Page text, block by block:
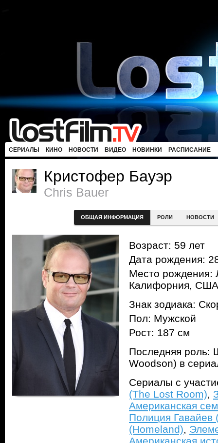
СЕРИАЛЫ КИНО НОВОСТИ ВИДЕО НОВИНКИ РАСПИСАНИЕ
Кристофер Бауэр
Chris Bauer
ОБЩАЯ ИНФОРМАЦИЯ РОЛИ НОВОСТИ
Возраст: 59 лет
Дата рождения:
Место рождения:
Калифорния, США
Знак зодиака:
Пол: Мужской
Рост: 187 см
Последняя роль:
Woodson) в
Сериалы с
(The Lost Room),
Американская
Полиция Гавайев
(Homeland),